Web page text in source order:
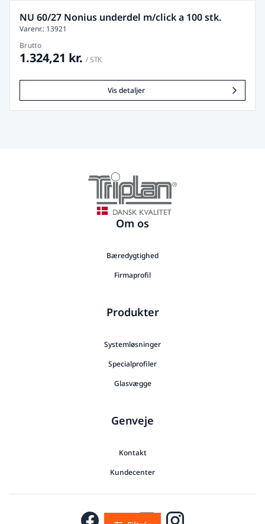
image-
remove
NU 60/27 Nonius underdel m/click a 100 stk.
Varenr.: 13921
Brutto
1.324,21 kr. / STK
Vis detaljer
Om os
Bæredygtighed
Firmaprofil
Produkter
Systemløsninger
Specialprofiler
Glasvægge
Genveje
Kontakt
Kundecenter